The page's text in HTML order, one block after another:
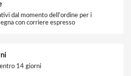
dal momento dell'ordine per i
con corriere espresso
14 giorni